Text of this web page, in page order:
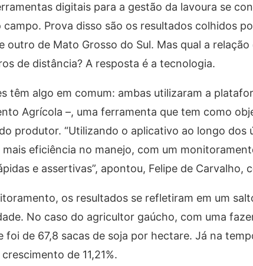
digitais para a gestão da lavoura se
Prova disso são os resultados colhidos
outro de Mato Grosso do Sul. Mas qual a
de distância? A resposta é a tecnologia.
têm algo em comum: ambas utilizaram a
Agrícola –, uma ferramenta que tem como
produtor. “Utilizando o aplicativo ao longo
mais eficiência no manejo, com um
e assertivas”, apontou, Felipe de Carvalho,
os resultados se refletiram em um
No caso do agricultor gaúcho, com uma
foi de 67,8 sacas de soja por hectare. Já na
de 11,21%.